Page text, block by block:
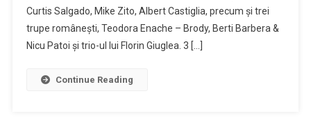
Curtis Salgado, Mike Zito, Albert Castiglia, precum și trei
trupe românești, Teodora Enache – Brody, Berti Barbera &
Nicu Patoi și trio-ul lui Florin Giuglea. 3 […]
Continue Reading